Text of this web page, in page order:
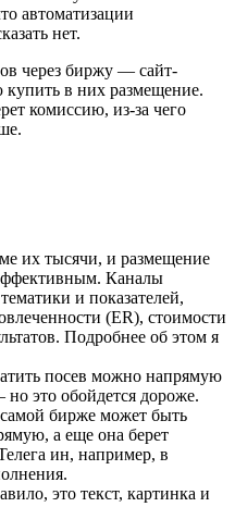
автоматизации
нет.
через биржу — сайт-
купить в них размещение.
комиссию, из-за чего
их тысячи, и размещение
Каналы
и показателей,
(ER), стоимости
Подробнее об этом я
посев можно напрямую
это обойдется дороже.
бирже может быть
а еще она берет
ин, например, в
это текст, картинка и